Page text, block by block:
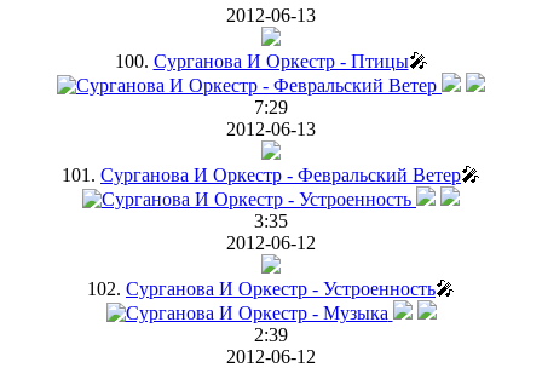
2012-06-13
100. Сурганова И Оркестр - Птицы🎤
7:29
2012-06-13
101. Сурганова И Оркестр - Февральский Ветер🎤
3:35
2012-06-12
102. Сурганова И Оркестр - Устроенность🎤
2:39
2012-06-12